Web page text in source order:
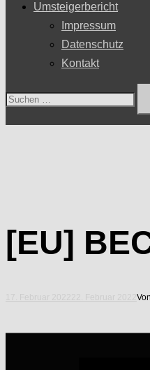
Umsteigerbericht
Impressum
Datenschutz
Kontakt
Suchen
[EU]
Von